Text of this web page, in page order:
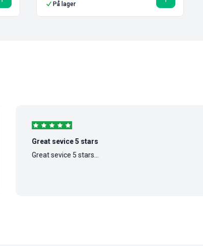
På lager
Great sevice 5 stars
Great sevice 5 stars...